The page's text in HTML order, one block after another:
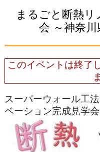
まるごと断熱
会 ～神奈川
このイベントは終了
スーパーウォール工
ベーション完成見学